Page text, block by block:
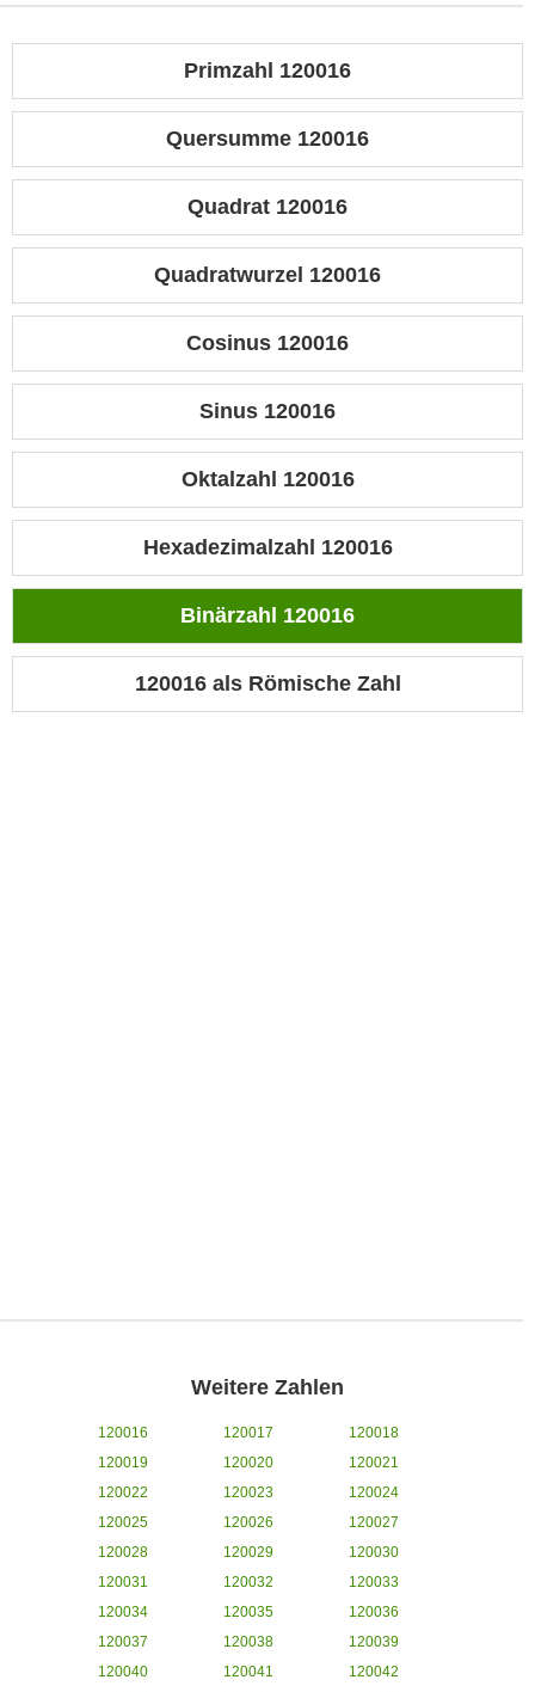
Primzahl 120016
Quersumme 120016
Quadrat 120016
Quadratwurzel 120016
Cosinus 120016
Sinus 120016
Oktalzahl 120016
Hexadezimalzahl 120016
Binärzahl 120016
120016 als Römische Zahl
Weitere Zahlen
120016 120017
120018
120019
120020
120021
120022
120023
120024
120025
120026
120027
120028
120029
120030
120031
120032
120033
120034
120035
120036
120037
120038
120039
120040
120041
120042